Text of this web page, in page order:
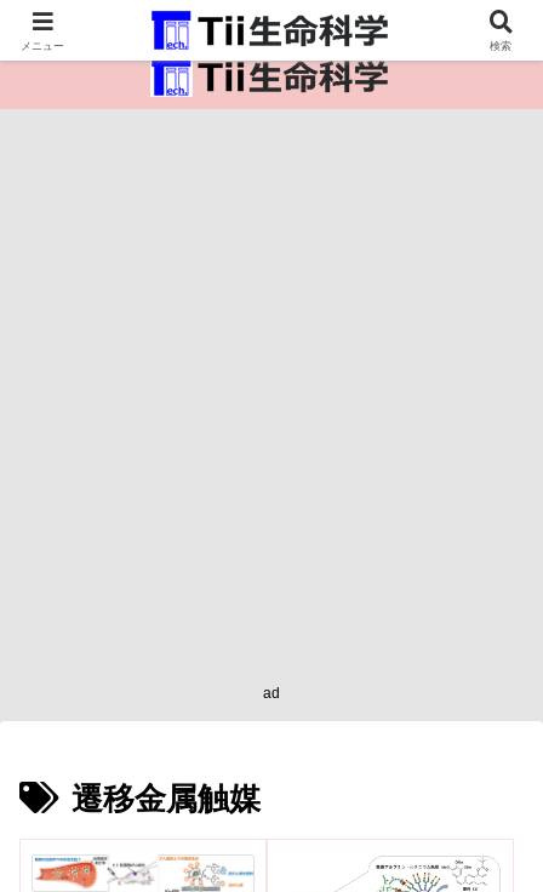
医療保健・生命・生物の情報インフラ。
ad
遷移金属触媒
メニュー 検索